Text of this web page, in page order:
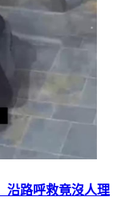
路呼救竟沒人理